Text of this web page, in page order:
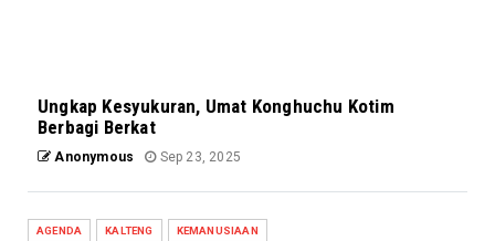
Ungkap Kesyukuran, Umat Konghuchu Kotim
Berbagi Berkat
Anonymous Sep 23, 2025
AGENDA KALTENG KEMANUSIAAN